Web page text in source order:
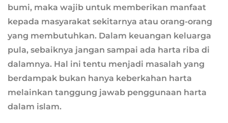
bumi, maka wajib untuk memberikan manfaat
kepada masyarakat sekitarnya atau orang-orang
yang membutuhkan. Dalam keuangan keluarga
pula, sebaiknya jangan sampai ada harta riba di
dalamnya. Hal ini tentu menjadi masalah yang
berdampak bukan hanya keberkahan harta
melainkan tanggung jawab penggunaan harta
dalam islam.